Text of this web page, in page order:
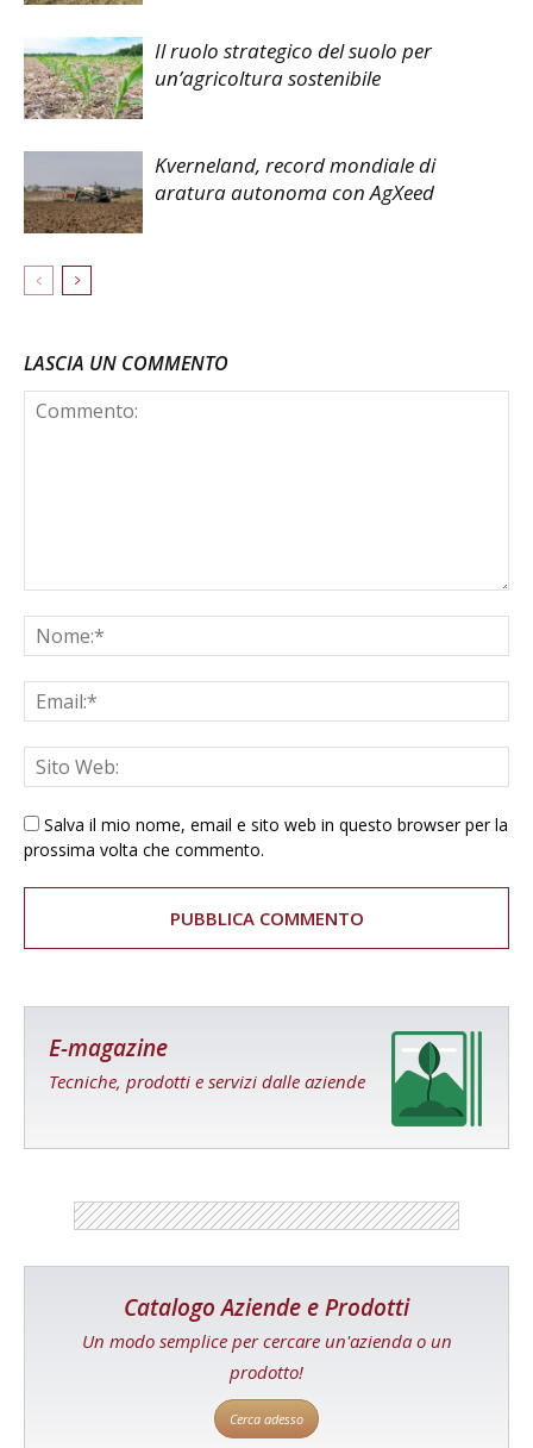
Il ruolo strategico del suolo per
un’agricoltura sostenibile
Kverneland, record mondiale di
aratura autonoma con AgXeed
LASCIA UN COMMENTO
Salva il mio nome, email e sito web in questo browser per la
prossima volta che commento.
E-magazine
Tecniche, prodotti e servizi dalle aziende
Catalogo Aziende e Prodotti
Un modo semplice per cercare un'azienda o un
prodotto!
Cerca adesso